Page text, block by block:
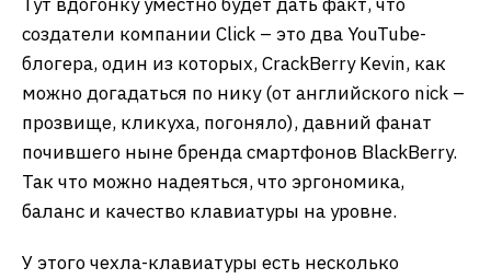
создатели компании Click – это два YouTube-
блогера, один из которых, CrackBerry Kevin, как
можно догадаться по нику (от английского nick –
прозвище, кликуха, погоняло), давний фанат
почившего ныне бренда смартфонов BlackBerry.
Так что можно надеяться, что эргономика,
баланс и качество клавиатуры на уровне.
У этого чехла-клавиатуры есть несколько